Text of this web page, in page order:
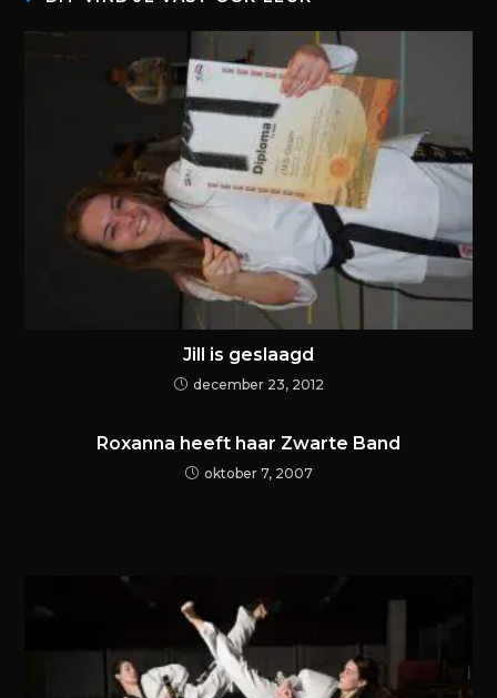
Jill is geslaagd
december 23, 2012
Roxanna heeft haar Zwarte Band
oktober 7, 2007